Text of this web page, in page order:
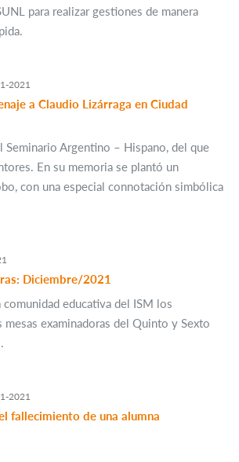
para realizar gestiones de manera
2021
a Claudio Lizárraga en Ciudad
Seminario Argentino – Hispano, del que
En su memoria se plantó un
con una especial connotación simbólica
Diciembre/2021
comunidad educativa del ISM los
mesas examinadoras del Quinto y Sexto
2021
fallecimiento de una alumna